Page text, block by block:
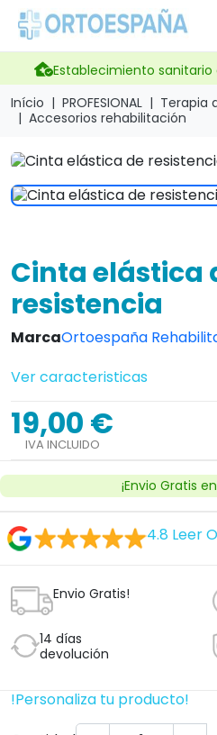
Establecimiento sanitario
Início
PROFESIONAL
Terapia
Accesorios rehabilitación
Cinta elástica
resistencia
MarcaOrtoespaña
Ver caracteristicas
19,00 €
IVA INCLUIDO
¡Envio Gratis
4.8 Leer
Envio Gratis!
14 días
devolución
!Personaliza tu producto!